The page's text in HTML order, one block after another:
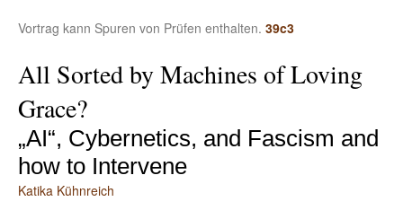
Vortrag kann Spuren von Prüfen enthalten. 39c3
All Sorted by Machines of Loving
Grace?
„AI“, Cybernetics, and Fascism and
how to Intervene
Katika Kühnreich